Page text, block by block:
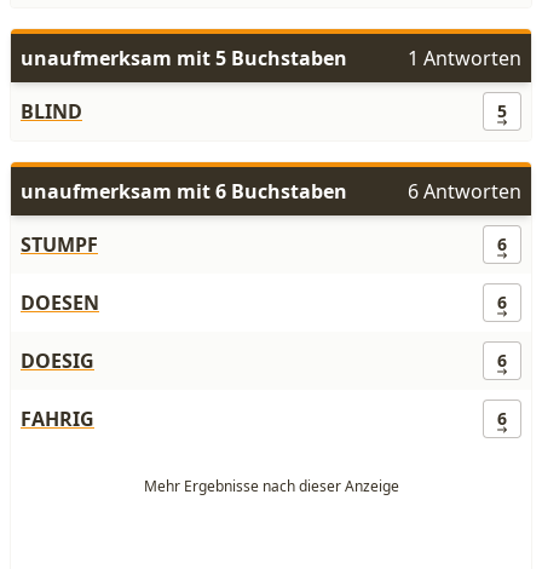
unaufmerksam mit 5 Buchstaben
1 Antworten
BLIND
5
unaufmerksam mit 6 Buchstaben
6 Antworten
STUMPF
6
DOESEN 6
DOESIG 6
FAHRIG 6